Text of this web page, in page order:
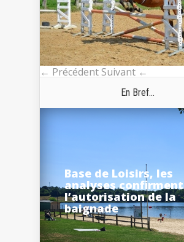
← Précédent Suivant ←
En Bref...
Base de Loisirs, les
analyses confirment
l’autorisation de la
baignade